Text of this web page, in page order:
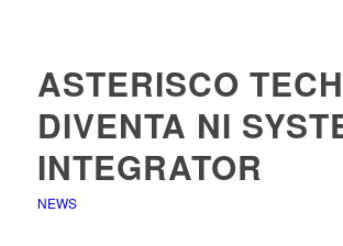
ASTERISCO TECH
DIVENTA NI
INTEGRATOR
NEWS